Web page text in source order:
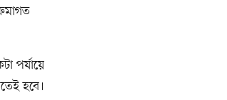
পর্যায়ে
হবে।